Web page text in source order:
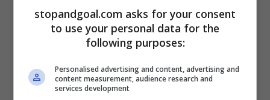
tempo però la Lazio vorrebbe chiudere per
il prestito e obbligo di riscatto del
calciatore ed è unaformula con cui il
Wolfsburg aprirebbe alla cessione di
stopandgoal.com asks for your consent
to use your personal data for the
following purposes:
Personalised advertising and content, advertising and
content measurement, audience research and
services development